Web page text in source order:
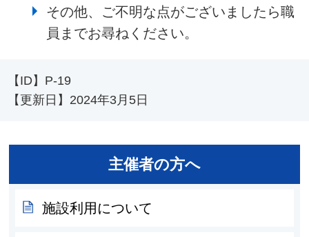
その他、ご不明な点がございましたら職
員までお尋ねください。
【ID】 P-19
【更新日】 2024年3月5日
主催者の方へ
施設利用について